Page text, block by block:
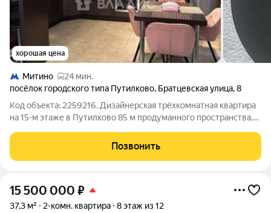
хорошая цена
Митино
24 мин.
посёлок городского типа Путилково, Братцевская улица,8
Код объекта: 2259216. Дизайнерская трёхкомнатная квартира
на 15-м этаже в Путилково 85 м продуманного пространства,
ощущается свобода планировки. Интерьер выполнен в
спокойной, современной гамме:
Позвонить
15 500 000 ₽
37,3 м² 2-комн. квартира 8 этаж из 12